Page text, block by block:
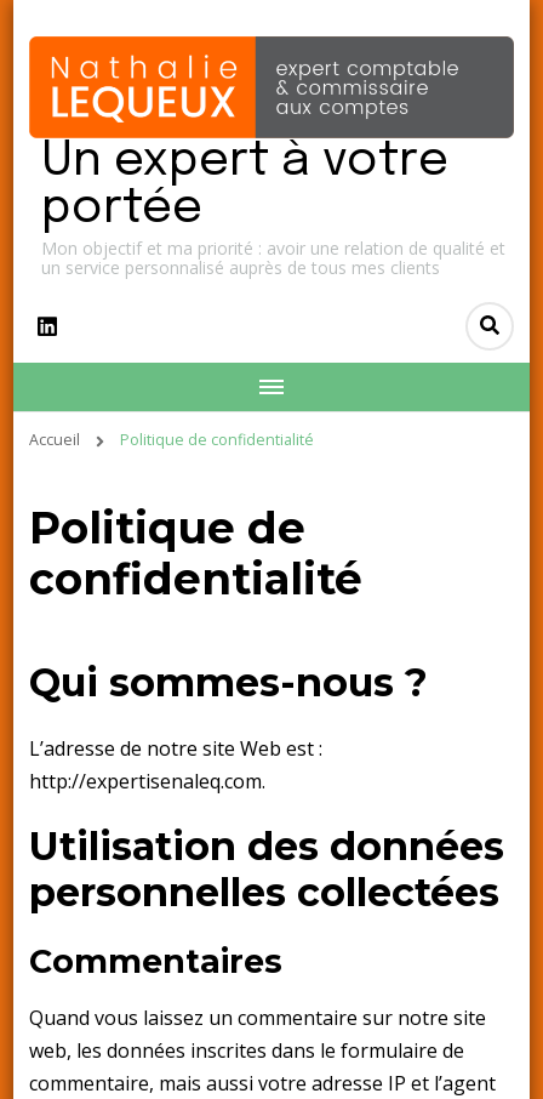
Un expert à votre
portée
Mon objectif et ma priorité : avoir une relation de qualité et
un service personnalisé auprès de tous mes clients
Accueil Politique de confidentialité
Politique de
confidentialité
Qui sommes-nous ?
L’adresse de notre site Web est :
http://expertisenaleq.com.
Utilisation des données
personnelles collectées
Commentaires
Quand vous laissez un commentaire sur notre site
web, les données inscrites dans le formulaire de
commentaire, mais aussi votre adresse IP et l’agent